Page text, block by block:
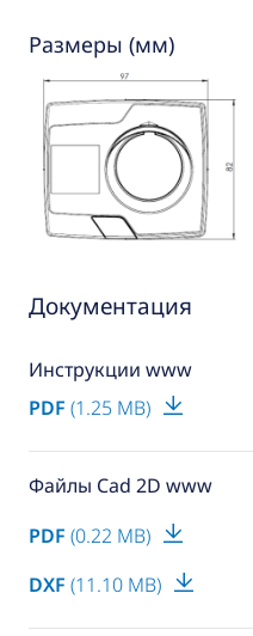
Размеры (мм)
Документация
Инструкции www
PDF (1.25 MB)
Файлы Cad 2D www
PDF (0.22 MB)
DXF (11.10 MB)